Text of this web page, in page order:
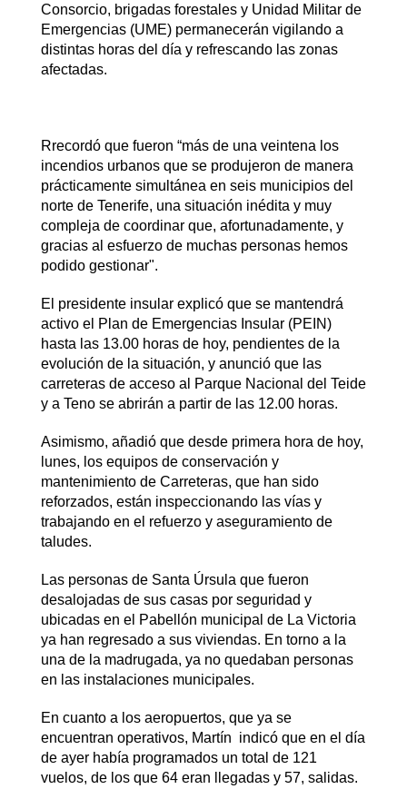
Consorcio, brigadas forestales y Unidad Militar de
Emergencias (UME) permanecerán vigilando a
distintas horas del día y refrescando las zonas
afectadas.
Rrecordó que fueron “más de una veintena los
incendios urbanos que se produjeron de manera
prácticamente simultánea en seis municipios del
norte de Tenerife, una situación inédita y muy
compleja de coordinar que, afortunadamente, y
gracias al esfuerzo de muchas personas hemos
podido gestionar".
El presidente insular explicó que se mantendrá
activo el Plan de Emergencias Insular (PEIN)
hasta las 13.00 horas de hoy, pendientes de la
evolución de la situación, y anunció que las
carreteras de acceso al Parque Nacional del Teide
y a Teno se abrirán a partir de las 12.00 horas.
Asimismo, añadió que desde primera hora de hoy,
lunes, los equipos de conservación y
mantenimiento de Carreteras, que han sido
reforzados, están inspeccionando las vías y
trabajando en el refuerzo y aseguramiento de
taludes.
Las personas de Santa Úrsula que fueron
desalojadas de sus casas por seguridad y
ubicadas en el Pabellón municipal de La Victoria
ya han regresado a sus viviendas. En torno a la
una de la madrugada, ya no quedaban personas
en las instalaciones municipales.
En cuanto a los aeropuertos, que ya se
encuentran operativos, Martín indicó que en el día
de ayer había programados un total de 121
vuelos, de los que 64 eran llegadas y 57, salidas.